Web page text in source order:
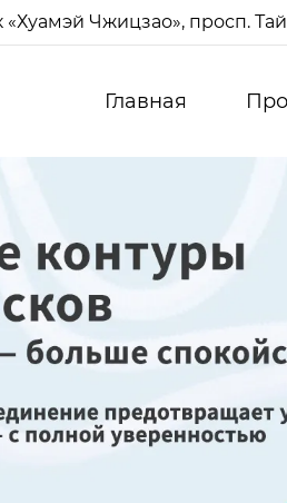
Чжицзао», просп.
Главная